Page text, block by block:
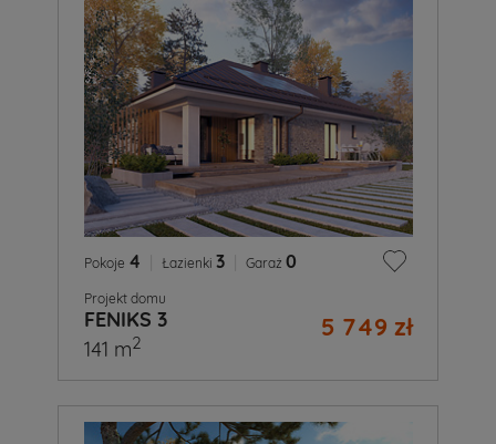
Pokoje 4 Łazienki 3 Garaż 0
Projekt domu
FENIKS 3 5 749 zł
141 m2